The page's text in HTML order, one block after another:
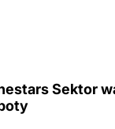
Sektor